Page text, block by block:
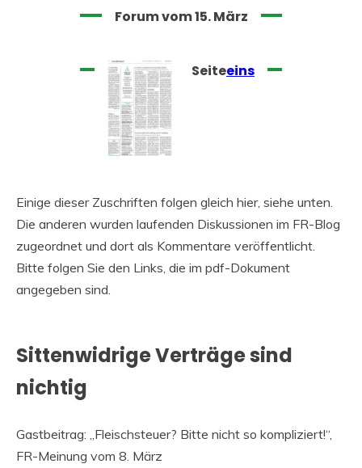
Forum vom 15. März
Seiteeins
Einige dieser Zuschriften folgen gleich hier, siehe unten.
Die anderen wurden laufenden Diskussionen im FR-Blog
zugeordnet und dort als Kommentare veröffentlicht.
Bitte folgen Sie den Links, die im pdf-Dokument
angegeben sind.
Sittenwidrige Verträge sind
nichtig
Gastbeitrag: „Fleischsteuer? Bitte nicht so kompliziert!“,
FR-Meinung vom 8. März